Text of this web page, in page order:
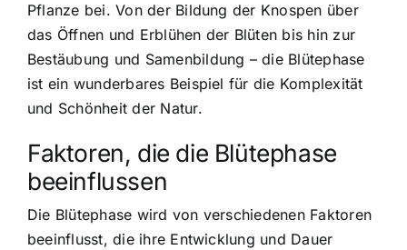
Pflanze bei. Von der Bildung der Knospen über
das Öffnen und Erblühen der Blüten bis hin zur
Bestäubung und Samenbildung – die Blütephase
ist ein wunderbares Beispiel für die Komplexität
und Schönheit der Natur.
Faktoren, die die Blütephase
beeinflussen
Die Blütephase wird von verschiedenen Faktoren
beeinflusst, die ihre Entwicklung und Dauer